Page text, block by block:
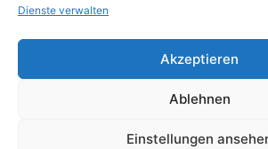
Dienste verwalten
Akzeptieren
Ablehnen
Einstellungen